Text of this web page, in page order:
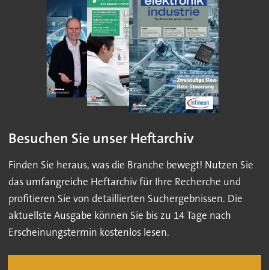
Besuchen Sie unser Heftarchiv
Finden Sie heraus, was die Branche bewegt! Nutzen Sie
das umfangreiche Heftarchiv für Ihre Recherche und
profitieren Sie von detaillierten Suchergebnissen. Die
aktuellste Ausgabe können Sie bis zu 14 Tage nach
Erscheinungstermin kostenlos lesen.